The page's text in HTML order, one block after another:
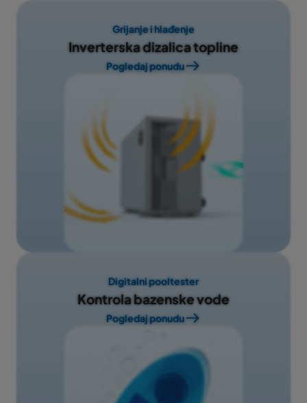
Grijanje i hlađenje
Inverterska dizalica topline
Pogledaj ponudu
Digitalni pooltester
Kontrola bazenske vode
Pogledaj ponudu